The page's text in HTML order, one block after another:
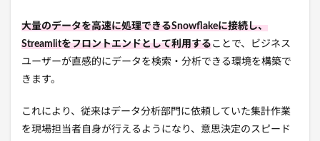
大量のデータを高速に処理できるSnowflakeに接続し、
Streamlitをフロントエンドとして利用することで、ビジネス
ユーザーが直感的にデータを検索・分析できる環境を構築で
きます。
これにより、従来はデータ分析部門に依頼していた集計作業
を現場担当者自身が行えるようになり、意思決定のスピード